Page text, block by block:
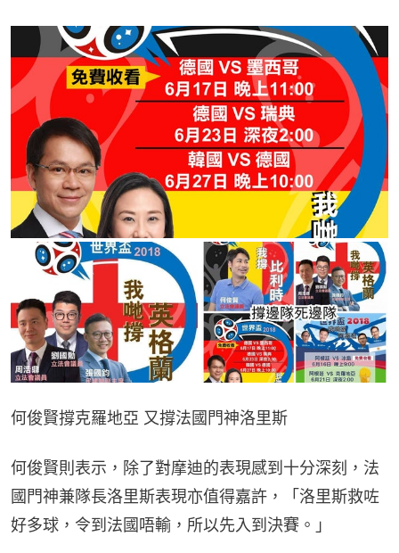
何俊賢撐克羅地亞 又撐法國門神洛里斯
何俊賢則表示，除了對摩迪的表現感到十分深刻，法
國門神兼隊長洛里斯表現亦值得嘉許，「洛里斯救咗
好多球，令到法國唔輸，所以先入到決賽。」